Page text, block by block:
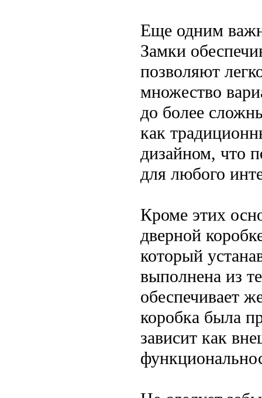
Еще одним
Замки
позволяют
множество
до более
как
дизайном, что
для любого
Кроме этих
дверной
который
выполнена из
обеспечивает
коробка была
зависит как